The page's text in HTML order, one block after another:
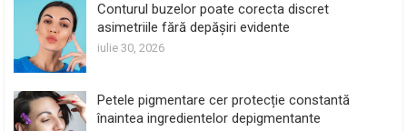
Conturul buzelor poate corecta discret
asimetriile fără depășiri evidente
iulie 30, 2026
Petele pigmentare cer protecție constantă
înaintea ingredientelor depigmentante